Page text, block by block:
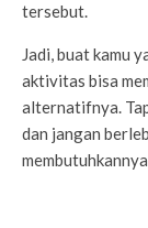
tersebut.
Jadi, buat kamu
aktivitas bisa
alternatifnya.
dan jangan